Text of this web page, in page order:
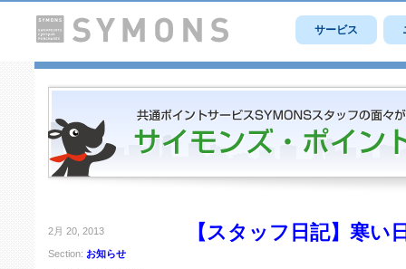
サービス
2月 20, 2013
Section: お知らせ
【スタッフ日記】寒い